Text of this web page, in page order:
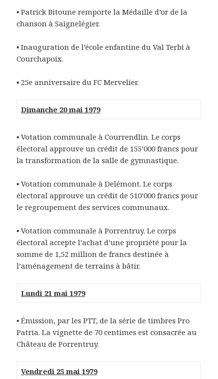
▪ Patrick Bitoune remporte la Médaille d’or de la
chanson à Saignelégier.
▪ Inauguration de l’école enfantine du Val Terbi à
Courchapoix.
▪ 25e anniversaire du FC Mervelier.
Dimanche 20 mai 1979
▪ Votation communale à Courrendlin. Le corps
électoral approuve un crédit de 155’000 francs pour
la transformation de la salle de gymnastique.
▪ Votation communale à Delémont. Le corps
électoral approuve un crédit de 510’000 francs pour
le regroupement des services communaux.
▪ Votation communale à Porrentruy. Le corps
électoral accepte l’achat d’une propriété pour la
somme de 1,52 million de francs destinée à
l’aménagement de terrains à bâtir.
Lundi 21 mai 1979
▪ Émission, par les PTT, de la série de timbres Pro
Patria. La vignette de 70 centimes est consacrée au
Château de Porrentruy.
Vendredi 25 mai 1979